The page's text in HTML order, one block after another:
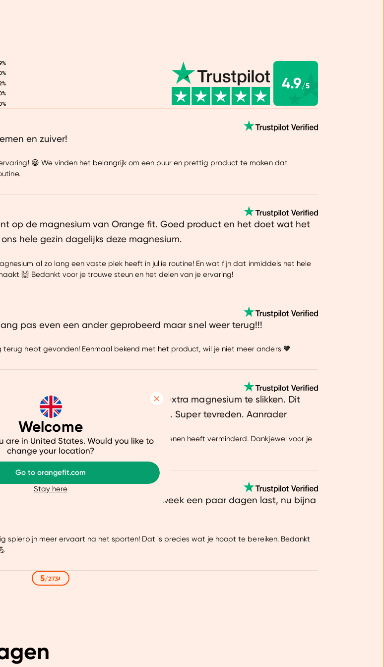
Details Over
te maken.
op jouw voorkeuren, je relevante content laten zien en je
ons om onze website te verbeteren. We delen beperkte informatie met
ervaring te bieden. Meer weten? Bekijk onze cookieverklaring.
ten goede. Bij magnesiumverbindingen als citraten en
oxides gebeurt dat wel.
Daarbij wordt magnesiumbisglycinaat door veel mensen
ook beter verdragen dan andere vormen van magnesium,
zelfs in hoge doseringen. Aan ons magnesium-supplement
hebben we trouwens extra Bioperine® toegevoegd.
piperine bevat. Dit zorgt ervoor dat je de voedingsstoffen
4.9/5
en zuiver!
😀 We vinden het belangrijk om een puur en prettig product te maken dat
op de magnesium van Orange fit. Goed product en het doet wat het
hele gezin dagelijks deze magnesium.
al zo lang een vaste plek heeft in jullie routine! En wat fijn dat inmiddels het hele
🙌 Bedankt voor je trouwe steun en het delen van je ervaring!
pas even een ander geprobeerd maar snel weer terug!!!
hebt gevonden! Eenmaal bekend met het product, wil je niet meer anders 🧡
benen. Er werd me aangeraden om extra magnesium te slikken. Dit
Vandaar mijn keuze voor Orangefit. Super tevreden. Aanrader
zo goed voor je werkt en je onrustige benen heeft verminderd. Dankjewel voor je
het sporten. Eerst structureel iedere week een paar dagen last, nu bijna
spierpijn meer ervaart na het sporten! Dat is precies wat je hoopt te bereiken. Bedankt
5/273
Welcome
are in United States. Would you like to
change your location?
Go to orangefit.com
Stay here